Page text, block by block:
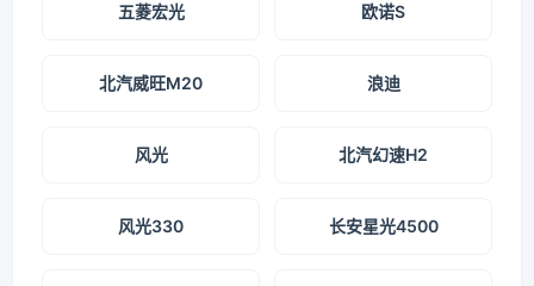
五菱宏光 欧诺S
北汽威旺M20 浪迪
风光 北汽幻速H2
风光330 长安星光4500